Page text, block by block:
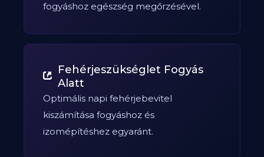
fogyáshoz egészség megőrzésével.
Fehérjeszükséglet Fogyás
Alatt
Optimális napi fehérjebevitel
kiszámítása fogyáshoz és
izomépítéshez egyaránt.